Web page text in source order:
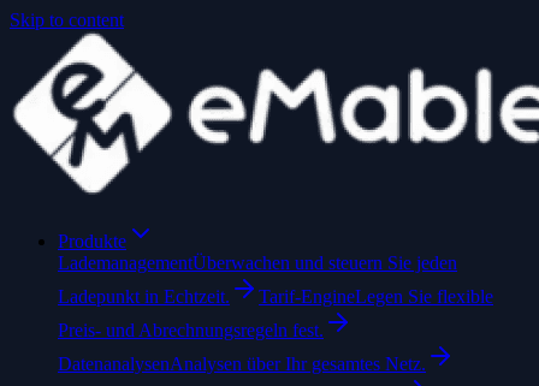
Skip to content
Produkte
LademanagementÜberwachen und steuern Sie jeden
Ladepunkt in Echtzeit.
Tarif-EngineLegen Sie flexible
Preis- und Abrechnungsregeln fest.
DatenanalysenAnalysen über Ihr gesamtes Netz.